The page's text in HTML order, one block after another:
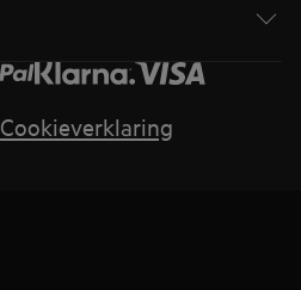
Cookieverklaring